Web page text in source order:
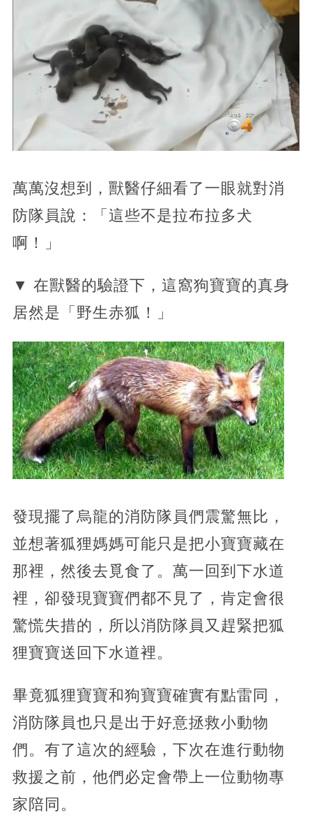
萬萬沒想到，獸醫仔細看了一眼就對消
防隊員說：「這些不是拉布拉多犬
啊！」
▼ 在獸醫的驗證下，這窩狗寶寶的真身
居然是「野生赤狐！」
發現擺了烏龍的消防隊員們震驚無比，
並想著狐狸媽媽可能只是把小寶寶藏在
那裡，然後去覓食了。萬一回到下水道
裡，卻發現寶寶們都不見了，肯定會很
驚慌失措的，所以消防隊員又趕緊把狐
狸寶寶送回下水道裡。
畢竟狐狸寶寶和狗寶寶確實有點雷同，
消防隊員也只是出于好意拯救小動物
們。有了這次的經驗，下次在進行動物
救援之前，他們必定會帶上一位動物專
家陪同。